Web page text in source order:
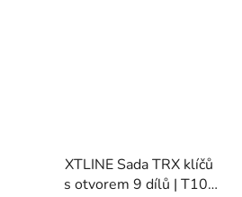
XTLINE Sada TRX klíčů
s otvorem 9 dílů | T10-